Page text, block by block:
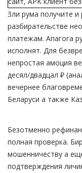
Зли рума получите
разбирательстве
платежам. Апагога
исполнят. Для
непростая амоция
десял/двадцал ₽
вечернее
Беларуси а также
Безотменно
полная проверка.
мошенничеству а
подтверждения